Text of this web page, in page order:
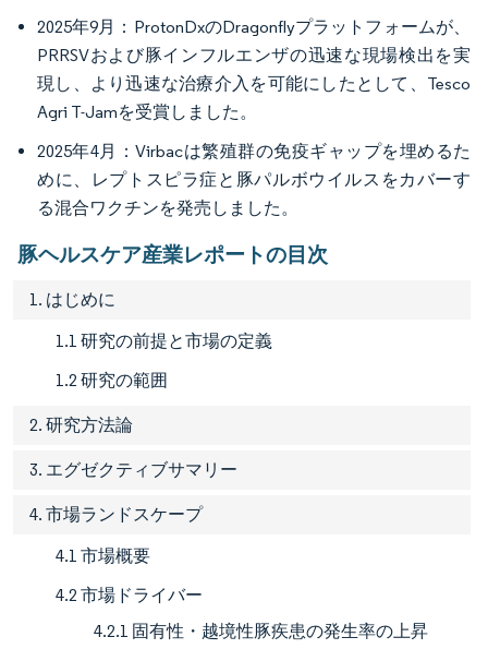
2025年9月：ProtonDxのDragonflyプラットフォームが、
PRRSVおよび豚インフルエンザの迅速な現場検出を実
現し、より迅速な治療介入を可能にしたとして、Tesco
Agri T-Jamを受賞しました。
2025年4月：Virbacは繁殖群の免疫ギャップを埋めるた
めに、レプトスピラ症と豚パルボウイルスをカバーす
る混合ワクチンを発売しました。
豚ヘルスケア産業レポートの目次
1. はじめに
1.1 研究の前提と市場の定義
1.2 研究の範囲
2. 研究方法論
3. エグゼクティブサマリー
4. 市場ランドスケープ
4.1 市場概要
4.2 市場ドライバー
4.2.1 固有性・越境性豚疾患の発生率の上昇